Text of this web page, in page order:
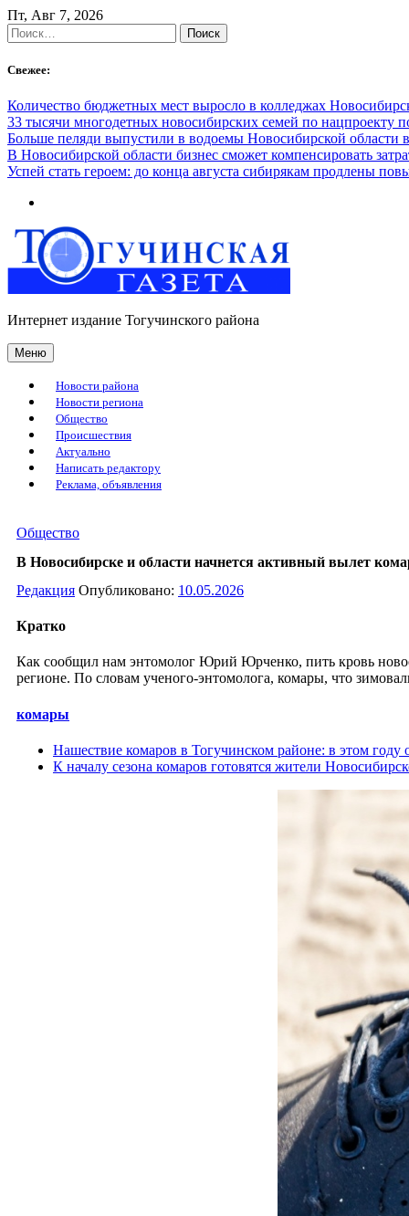
Skip
to
content
Пт, Авг 7, 2026
Найти:
Свежее:
Количество бюджетных мест выросло в колледжах
33 тысячи многодетных новосибирских семей по нацпроекту
Больше пеляди выпустили в водоемы Новосибирской области
В Новосибирской области бизнес сможет компенсировать
Успей стать героем: до конца августа сибирякам продлены
Интернет издание Тогучинского района
Меню
Новости района
Новости региона
Общество
Происшествия
Актуально
Написать редактору
Реклама, объявления
Общество
В Новосибирске и области начнется активный вылет
Редакция Опубликовано: 10.05.2026
Кратко
Как сообщил нам энтомолог Юрий Юрченко, пить кровь
регионе. По словам ученого-энтомолога, комары, что
комары
Нашествие комаров в Тогучинском районе: в этом году
К началу сезона комаров готовятся жители